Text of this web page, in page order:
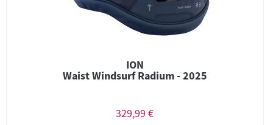
ION
Waist Windsurf Radium - 2025
329,99 €